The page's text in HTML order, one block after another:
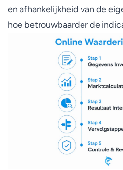
en afhankelijkheid van de
hoe betrouwbaarder de